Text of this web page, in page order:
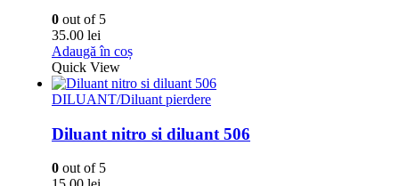
0 out of 5
35.00 lei
Adaugă în coș
Quick View
DILUANT/Diluant pierdere
Diluant nitro si diluant 506
0 out of 5